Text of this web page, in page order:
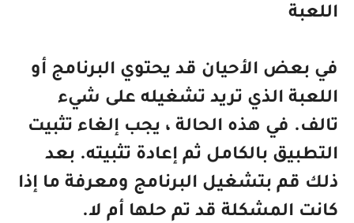
اللعبة
في بعض الأحيان قد يحتوي البرنامج أو
اللعبة الذي تريد تشغيله على شيء
تالف. في هذه الحالة ، يجب إلغاء تثبيت
التطبيق بالكامل ثم إعادة تثبيته. بعد
ذلك قم بتشغيل البرنامج ومعرفة ما إذا
كانت المشكلة قد تم حلها أم لا.